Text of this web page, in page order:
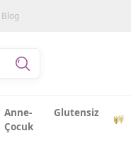
Blog
Anne-
Çocuk
Glutensiz